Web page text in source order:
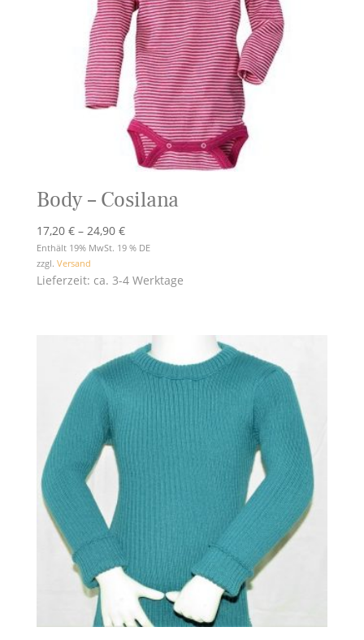
Body – Cosilana
17,20 € – 24,90 €Preisspanne:
17,20 €
24,90 €
Enthält 19% MwSt. 19 % DE
zzgl. Versand
Lieferzeit: ca. 3-4 Werktage